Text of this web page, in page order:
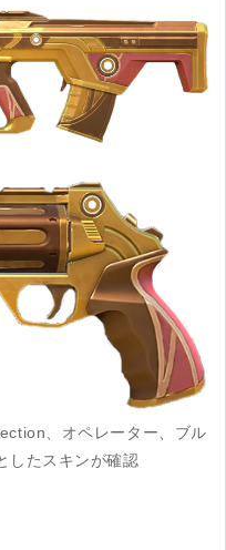
、オペレーター、ブル
したスキンが確認